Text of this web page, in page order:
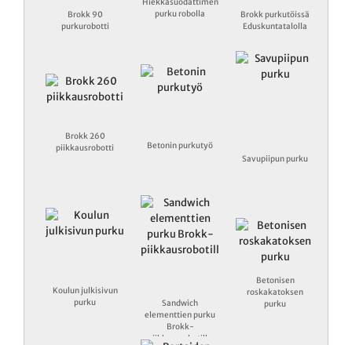
Brokk 90
purkurobotti
purku robolla
Brokk purkutöissä
Eduskuntatalolla
Brokk 260
piikkausrobotti
Betonin purkutyö
Savupiipun purku
Koulun julkisivun
purku
Sandwich
elementtien purku
Brokk-
piikkausrobotilla
Betonisen
roskakatoksen
purku